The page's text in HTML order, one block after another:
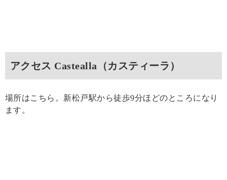
アクセス Castealla（カスティーラ）
場所はこちら。新松戸駅から徒歩9分ほどのところになり
ます。